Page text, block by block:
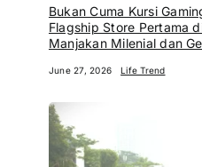
Bukan Cuma Kursi
Flagship Store Pertama
Manjakan Milenial dan
June 27, 2026 Life Trend